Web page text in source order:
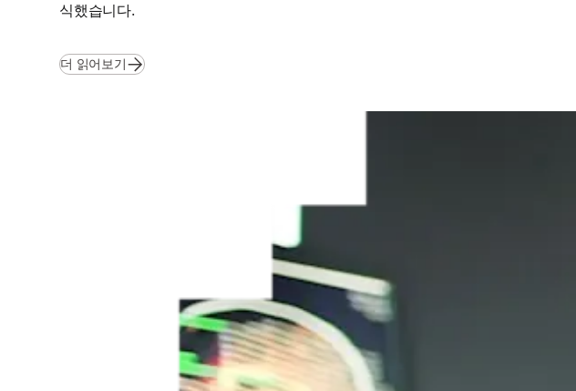
식했습니다.
더 읽어보기(새 탭/창에서 열기